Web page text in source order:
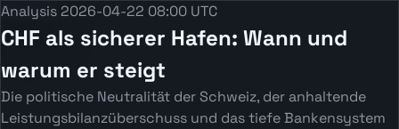
Analysis 2026-04-22 08:00 UTC
CHF als sicherer Hafen: Wann und
warum er steigt
Die politische Neutralität der Schweiz, der anhaltende
Leistungsbilanzüberschuss und das tiefe Bankensystem